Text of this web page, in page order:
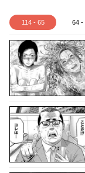
114 - 65 64 -